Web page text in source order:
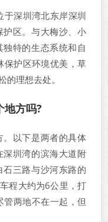
于深圳湾北东岸深圳
区。与大梅沙、小
特的生态系统和自
保护区环境优美，草
理想去处。
地方吗?
以下是两者的具体
圳湾的滨海大道附
三路与沙河东路的
程大约为6公里，打
两地不在一起，但